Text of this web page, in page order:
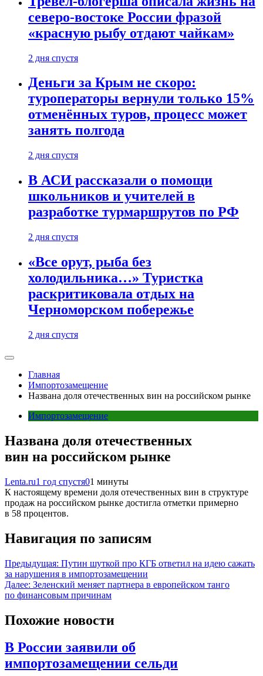
северо-востоке России фразой
«красную рыбу отдают чайкам»
2 дня спустя
Деньги за Крым не скоро:
туроператоры вернули только 15%
отменённых туров, процесс может
занять полгода
2 дня спустя
В АСИ рассказали о помощи
школьников и учителей в
разработке турмаршрутов по РФ
2 дня спустя
«Все орут, рыба без
холодильника…» Туристка
раскритиковала отдых на
Черноморском побережье
2 дня спустя
Главная
Импортозамещение
Названа доля отечественных вин на российском рынке
Импортозамещение
Названа доля отечественных
вин на российском рынке
Lenta.ru1 год спустя01 минуты
К настоящему времени доля отечественных вин в структуре
продаж на российском рынке достигла отметки примерно
в 58 процентов.
Навигация по записям
Предыдущая: Путин шуткой про КГБ ответил на идею сажать
за нарушения в импортозамещении
Далее: Зеленский меняет партнера в европейском танго
по финансовым причинам
Похожие новости
В России заявили об
импортозамещении сельди